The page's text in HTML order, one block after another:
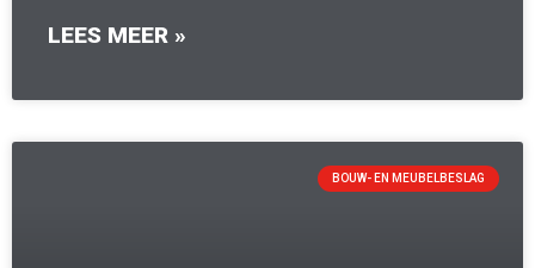
LEES MEER »
BOUW- EN MEUBELBESLAG